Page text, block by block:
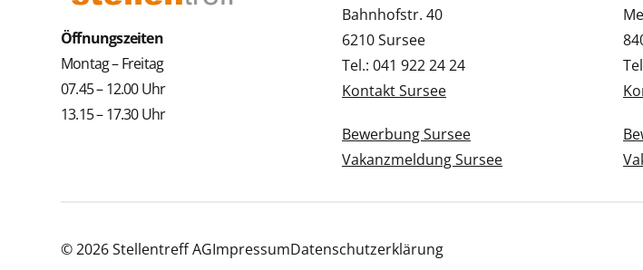
Öffnungszeiten
Montag – Freitag
07.45 – 12.00 Uhr
13.15 – 17.30 Uhr
Bahnhofstr. 40
6210 Sursee
Tel.: 041 922 24 24
Kontakt Sursee
Bewerbung Sursee
Vakanzmeldung Sursee
© 2026 Stellentreff AGImpressumDatenschutzerklärung